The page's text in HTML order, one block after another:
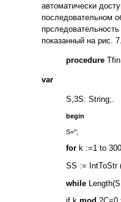
автоматически
последовательном
показанный на рис.
procedure
var
S,3S: String;.
begin
S='';
for k :=1 to
SS := IntToStr
while